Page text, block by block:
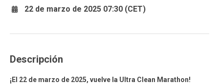
22 de marzo de 2025 07:30 (CET)
Descripción
¡El 22 de marzo de 2025, vuelve la Ultra Clean Marathon!